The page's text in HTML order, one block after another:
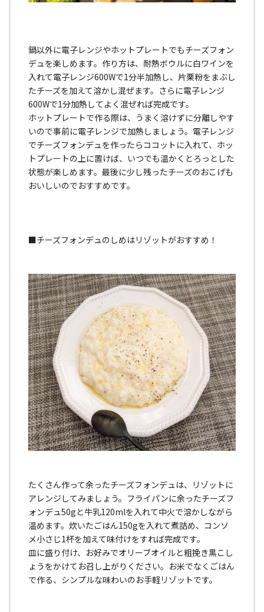
鍋以外に電子レンジやホットプレートでもチーズフォン
デュを楽しめます。作り方は、耐熱ボウルに白ワインを
入れて電子レンジ600Wで1分半加熱し、片栗粉をまぶし
たチーズを加えて溶かし混ぜます。さらに電子レンジ
600Wで1分加熱してよく混ぜれば完成です。
ホットプレートで作る際は、うまく溶けずに分離しやす
いので事前に電子レンジで加熱しましょう。電子レンジ
でチーズフォンデュを作ったらココットに入れて、ホッ
トプレートの上に置けば、いつでも温かくとろっとした
状態が楽しめます。最後に少し残ったチーズのおこげも
おいしいのでおすすめです。
■チーズフォンデュのしめはリゾットがおすすめ！
たくさん作って余ったチーズフォンデュは、リゾットに
アレンジしてみましょう。フライパンに余ったチーズフ
ォンデュ50gと牛乳120mlを入れて中火で溶かしながら
温めます。炊いたごはん150gを入れて煮詰め、コンソ
メ小さじ1杯を加えて味付けをすれば完成です。
皿に盛り付け、お好みでオリーブオイルと粗挽き黒こし
ょうをかけてお召し上がりください。お米でなくごはん
で作る、シンプルな味わいのお手軽リゾットです。